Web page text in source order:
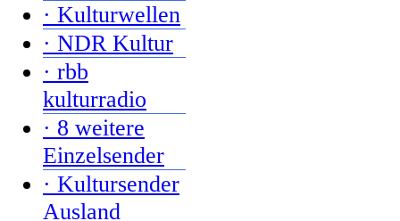
· Kulturwellen
· NDR Kultur
· rbb
kulturradio
· 8 weitere
Einzelsender
· Kultursender
Ausland